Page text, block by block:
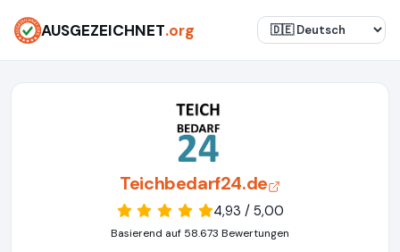
AUSGEZEICHNET.org
Teichbedarf24.de
4,93 / 5,00
Basierend auf 58.673 Bewertungen